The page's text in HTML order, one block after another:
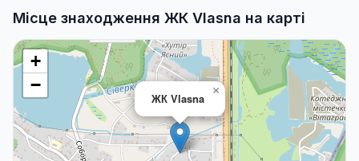
Місце знаходження ЖК Vlasna на карті
ЖК Vlasna
×
+
−